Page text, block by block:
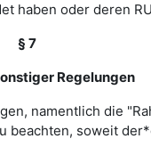
haben oder deren
§ 7
Regelungen
namentlich die
beachten, soweit